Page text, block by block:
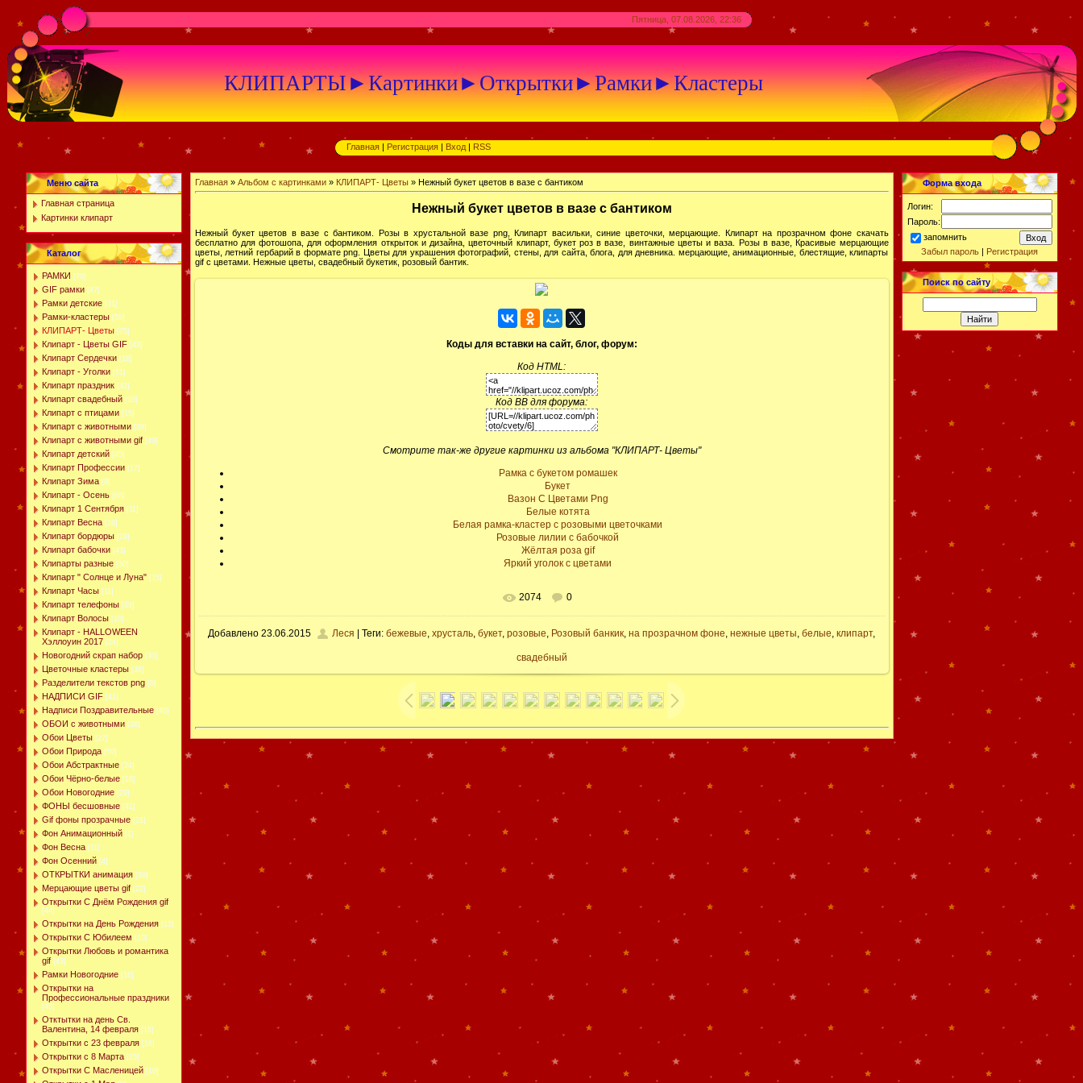
Пятница, 07.08.2026, 22:36
КЛИПАРТЫ►Картинки►Открытки►Рамки►Кластеры
Главная | Регистрация | Вход | RSS
Меню сайта
Главная страница
Картинки клипарт
Каталог
РАМКИ [79]
GIF рамки [47]
Рамки детские [31]
Рамки-кластеры [59]
КЛИПАРТ- Цветы [75]
Клипарт - Цветы GIF [43]
Клипарт Сердечки [18]
Клипарт - Уголки [51]
Клипарт праздник [42]
Клипарт свадебный [10]
Клипарт с птицами [15]
Клипарт с животными [38]
Клипарт с животными gif [49]
Клипарт детский [45]
Клипарт Профессии [17]
Клипарт Зима [9]
Клипарт - Осень [88]
Клипарт 1 Сентября [11]
Клипарт Весна [16]
Клипарт бордюры [19]
Клипарт бабочки [43]
Клипарты разные [50]
Клипарт " Солнце и Луна" [15]
Клипарт Часы [11]
Клипарт телефоны [39]
Клипарт Волосы [10]
Клипарт - HALLOWEEN
Хэллоуин 2017 [24]
Новогодний скрап набор [30]
Цветочные кластеры [36]
Разделители текстов png [9]
НАДПИСИ GIF [41]
Надписи Поздравительные [40]
ОБОИ с животными [28]
Обои Цветы [27]
Обои Природа [59]
Обои Абстрактные [24]
Обои Чёрно-белые [16]
Обои Новогодние [29]
ФОНЫ бесшовные [41]
Gif фоны прозрачные [21]
Фон Анимационный [1]
Фон Весна [11]
Фон Осенний [4]
ОТКРЫТКИ анимация [39]
Мерцающие цветы gif [22]
Открытки С Днём Рождения gif
[44]
Открытки на День Рождения [13]
Открытки С Юбилеем [10]
Открытки Любовь и романтика
gif [43]
Рамки Новогодние [16]
Открытки на
Профессиональные праздники
[48]
Отктытки на день Св.
Валентина, 14 февраля [15]
Открытки с 23 февраля [16]
Открытки с 8 Марта [15]
Открытки С Масленицей [10]
Главная» Альбом с картинками» КЛИПАРТ- Цветы» Нежный букет цветов в вазе с бантиком
Нежный букет цветов в вазе с бантиком
Нежный букет цветов в вазе с бантиком. Розы в хрустальной вазе png, Клипарт васильки, синие цветочки, мерцающие. Клипарт на прозрачном фоне скачать
бесплатно для фотошопа, для оформления открыток и дизайна, цветочный клипарт, букет роз в вазе, винтажные цветы и ваза. Розы в вазе, Красивые мерцающие
цветы, летний гербарий в формате png. Цветы для украшения фотографий, стены, для сайта, блога, для дневника. мерцающие, анимационные, блестящие, клипарты
gif с цветами. Нежные цветы, свадебный букетик, розовый бантик.
Коды для вставки на сайт, блог, форум:
Код HTML:
Код BB для форума:
Смотрите так-же другие картинки из альбома "КЛИПАРТ- Цветы"
Рамка с букетом ромашек
Букет
Вазон С Цветами Png
Белые котята
Белая рамка-кластер с розовыми цветочками
Розовые лилии с бабочкой
Жёлтая роза gif
Яркий уголок с цветами
2074 0
Добавлено 23.06.2015 Леся | Теги: бежевые, хрусталь, букет, розовые, Розовый банкик, на прозрачном фоне, нежные цветы, белые, клипарт,
свадебный
Форма входа
Логин:
Пароль:
запомнить
Забыл пароль | Регистрация
Поиск по сайту